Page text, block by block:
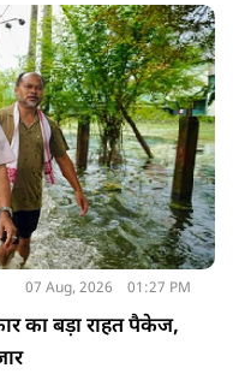
07 Aug, 2026 01:27 PM
का बड़ा राहत पैकेज,